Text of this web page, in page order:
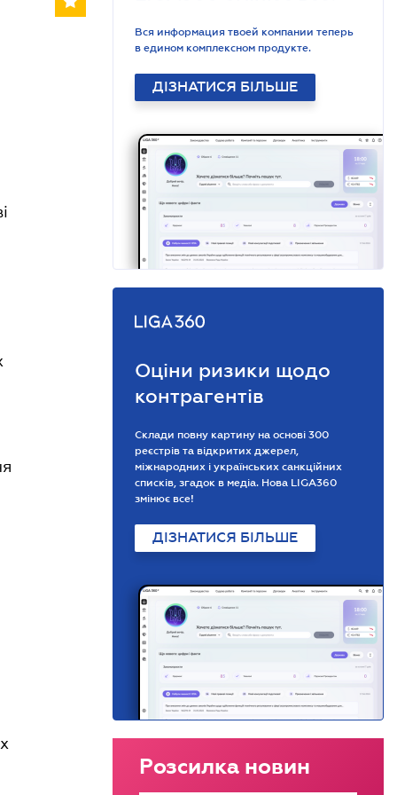
Вся информация твоей компании теперь
в едином комплексном продукте.
ДІЗНАТИСЯ БІЛЬШЕ
Оціни ризики щодо
контрагентів
Склади повну картину на основі 300
реєстрів та відкритих джерел,
міжнародних і українських санкційних
списків, згадок в медіа. Нова LIGA360
змінює все!
ДІЗНАТИСЯ БІЛЬШЕ
Розсилка новин